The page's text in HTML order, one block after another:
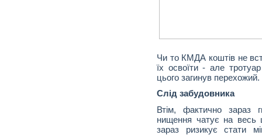
Чи то КМДА коштів не
їх освоїти - але
цього загинув перехожий.
Слід забудовника
Втім, фактично зараз
нищення чатує на весь
зараз ризикує стати